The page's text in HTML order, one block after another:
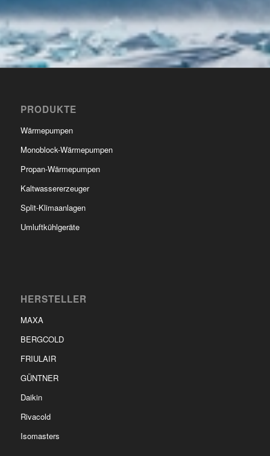
PRODUKTE
Wärmepumpen
Monoblock-Wärmepumpen
Propan-Wärmepumpen
Kaltwassererzeuger
Split-Klimaanlagen
Umluftkühlgeräte
HERSTELLER
MAXA
BERGCOLD
FRIULAIR
GÜNTNER
Daikin
Rivacold
Isomasters